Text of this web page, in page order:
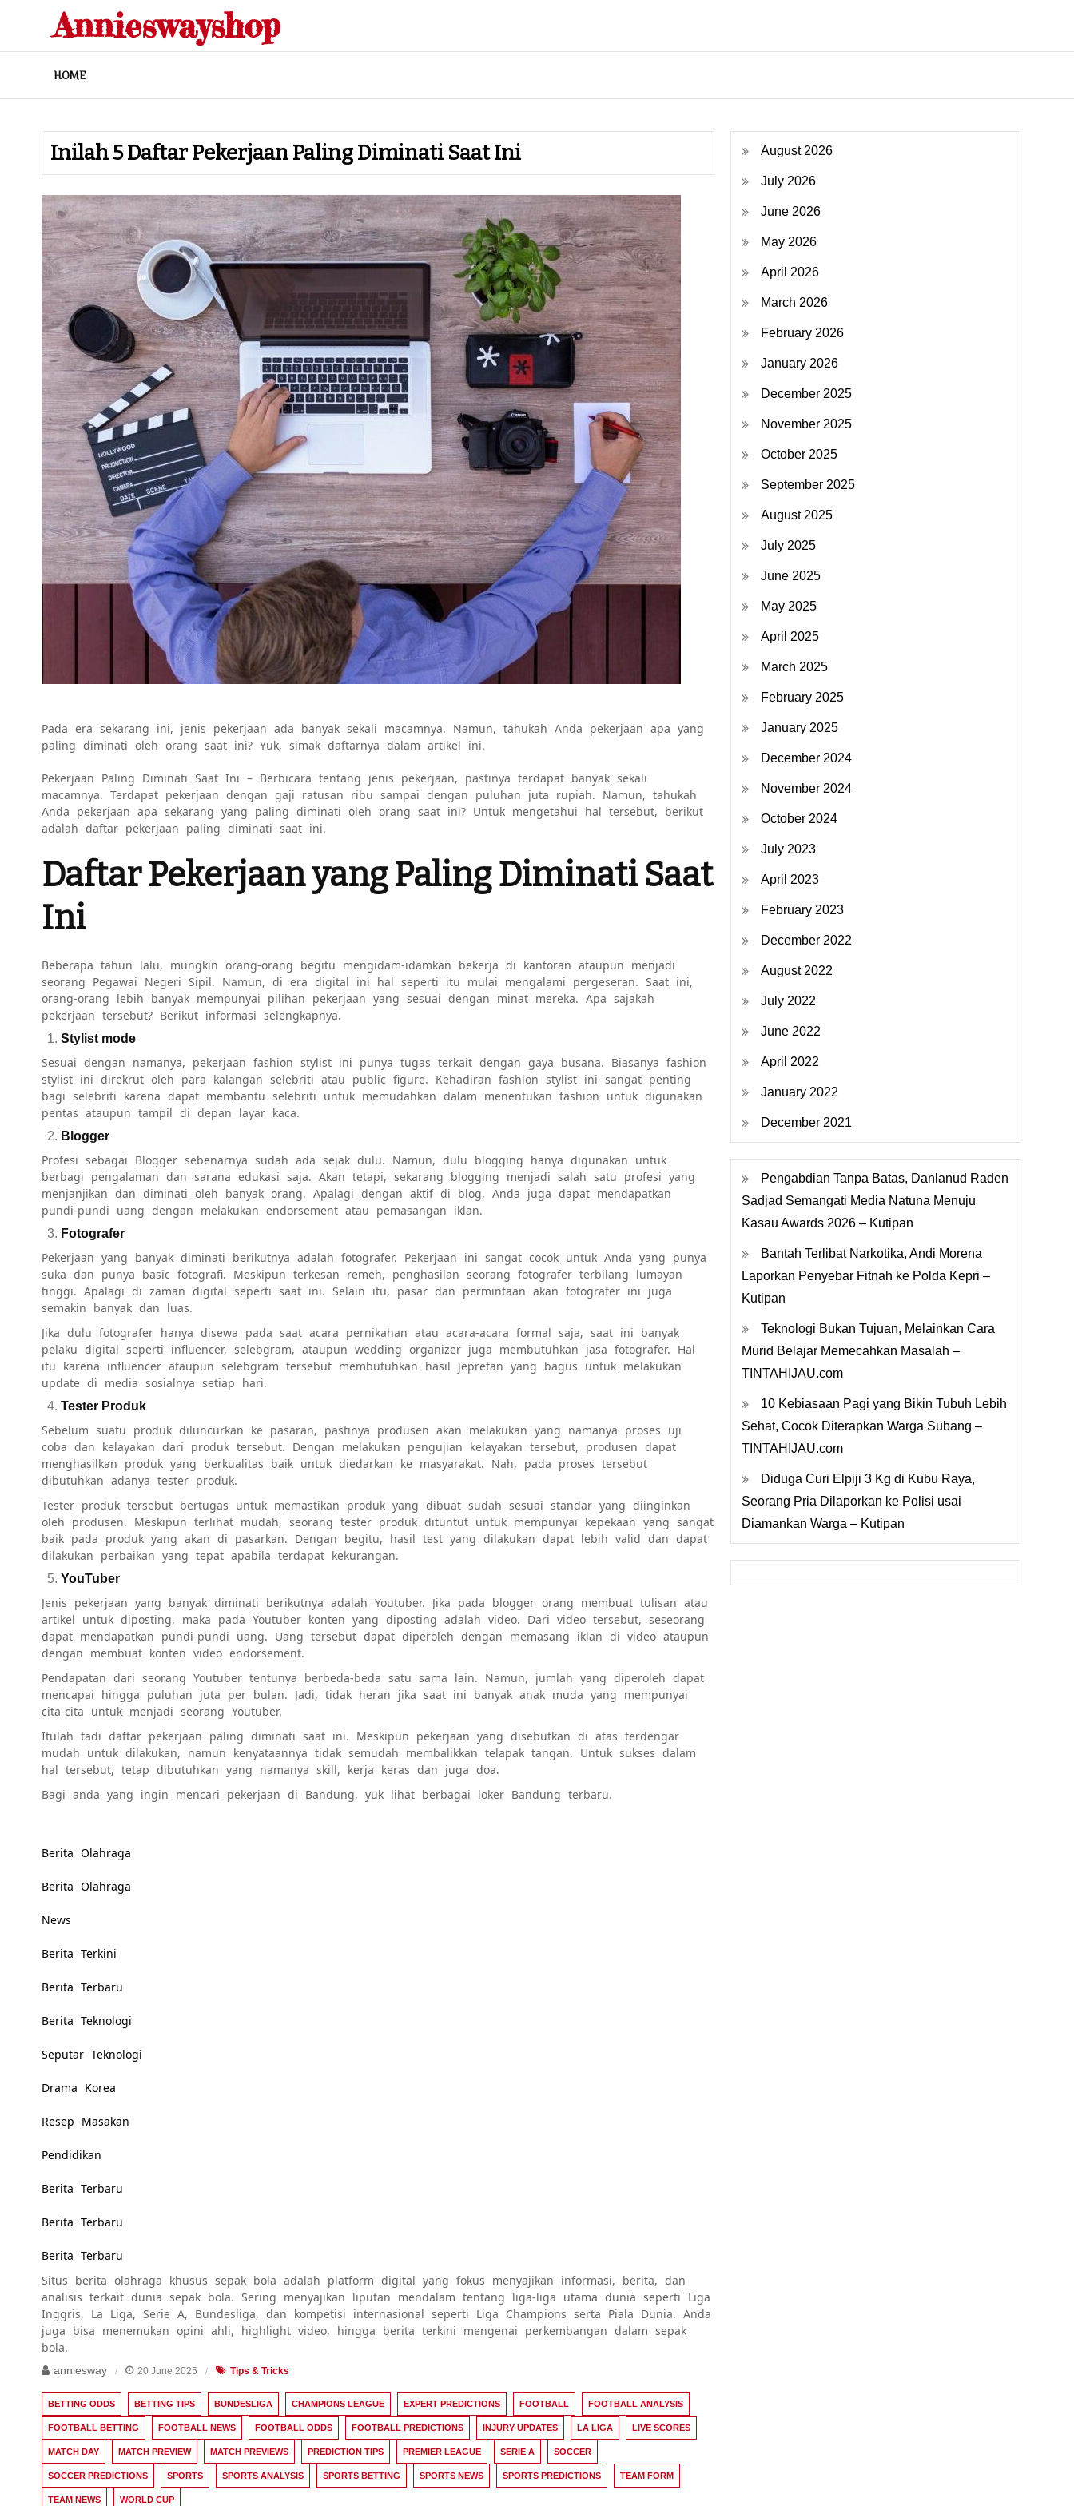
content
Annieswayshop
HOME
Inilah 5 Daftar Pekerjaan Paling Diminati Saat Ini
Pada era sekarang ini, jenis pekerjaan ada banyak sekali macamnya. Namun, tahukah Anda pekerjaan apa yang
paling diminati oleh orang saat ini? Yuk, simak daftarnya dalam artikel ini.
Pekerjaan Paling Diminati Saat Ini – Berbicara tentang jenis pekerjaan, pastinya terdapat banyak sekali
macamnya. Terdapat pekerjaan dengan gaji ratusan ribu sampai dengan puluhan juta rupiah. Namun, tahukah
Anda pekerjaan apa sekarang yang paling diminati oleh orang saat ini? Untuk mengetahui hal tersebut, berikut
adalah daftar pekerjaan paling diminati saat ini.
Daftar Pekerjaan yang Paling Diminati Saat
Ini
Beberapa tahun lalu, mungkin orang-orang begitu mengidam-idamkan bekerja di kantoran ataupun menjadi
seorang Pegawai Negeri Sipil. Namun, di era digital ini hal seperti itu mulai mengalami pergeseran. Saat ini,
orang-orang lebih banyak mempunyai pilihan pekerjaan yang sesuai dengan minat mereka. Apa sajakah
pekerjaan tersebut? Berikut informasi selengkapnya.
Stylist mode
Sesuai dengan namanya, pekerjaan fashion stylist ini punya tugas terkait dengan gaya busana. Biasanya fashion
stylist ini direkrut oleh para kalangan selebriti atau public figure. Kehadiran fashion stylist ini sangat penting
bagi selebriti karena dapat membantu selebriti untuk memudahkan dalam menentukan fashion untuk digunakan
pentas ataupun tampil di depan layar kaca.
Blogger
Profesi sebagai Blogger sebenarnya sudah ada sejak dulu. Namun, dulu blogging hanya digunakan untuk
berbagi pengalaman dan sarana edukasi saja. Akan tetapi, sekarang blogging menjadi salah satu profesi yang
menjanjikan dan diminati oleh banyak orang. Apalagi dengan aktif di blog, Anda juga dapat mendapatkan
pundi-pundi uang dengan melakukan endorsement atau pemasangan iklan.
Fotografer
Pekerjaan yang banyak diminati berikutnya adalah fotografer. Pekerjaan ini sangat cocok untuk Anda yang punya
suka dan punya basic fotografi. Meskipun terkesan remeh, penghasilan seorang fotografer terbilang lumayan
tinggi. Apalagi di zaman digital seperti saat ini. Selain itu, pasar dan permintaan akan fotografer ini juga
semakin banyak dan luas.
Jika dulu fotografer hanya disewa pada saat acara pernikahan atau acara-acara formal saja, saat ini banyak
pelaku digital seperti influencer, selebgram, ataupun wedding organizer juga membutuhkan jasa fotografer. Hal
itu karena influencer ataupun selebgram tersebut membutuhkan hasil jepretan yang bagus untuk melakukan
update di media sosialnya setiap hari.
Tester Produk
Sebelum suatu produk diluncurkan ke pasaran, pastinya produsen akan melakukan yang namanya proses uji
coba dan kelayakan dari produk tersebut. Dengan melakukan pengujian kelayakan tersebut, produsen dapat
menghasilkan produk yang berkualitas baik untuk diedarkan ke masyarakat. Nah, pada proses tersebut
dibutuhkan adanya tester produk.
Tester produk tersebut bertugas untuk memastikan produk yang dibuat sudah sesuai standar yang diinginkan
oleh produsen. Meskipun terlihat mudah, seorang tester produk dituntut untuk mempunyai kepekaan yang sangat
baik pada produk yang akan di pasarkan. Dengan begitu, hasil test yang dilakukan dapat lebih valid dan dapat
dilakukan perbaikan yang tepat apabila terdapat kekurangan.
YouTuber
Jenis pekerjaan yang banyak diminati berikutnya adalah Youtuber. Jika pada blogger orang membuat tulisan atau
artikel untuk diposting, maka pada Youtuber konten yang diposting adalah video. Dari video tersebut, seseorang
dapat mendapatkan pundi-pundi uang. Uang tersebut dapat diperoleh dengan memasang iklan di video ataupun
dengan membuat konten video endorsement.
Pendapatan dari seorang Youtuber tentunya berbeda-beda satu sama lain. Namun, jumlah yang diperoleh dapat
mencapai hingga puluhan juta per bulan. Jadi, tidak heran jika saat ini banyak anak muda yang mempunyai
cita-cita untuk menjadi seorang Youtuber.
Itulah tadi daftar pekerjaan paling diminati saat ini. Meskipun pekerjaan yang disebutkan di atas terdengar
mudah untuk dilakukan, namun kenyataannya tidak semudah membalikkan telapak tangan. Untuk sukses dalam
hal tersebut, tetap dibutuhkan yang namanya skill, kerja keras dan juga doa.
Bagi anda yang ingin mencari pekerjaan di Bandung, yuk lihat berbagai loker Bandung terbaru.
Berita Olahraga
Berita Olahraga
News
Berita Terkini
Berita Terbaru
Berita Teknologi
Seputar Teknologi
Drama Korea
Resep Masakan
Pendidikan
Berita Terbaru
Berita Terbaru
Berita Terbaru
Situs berita olahraga khusus sepak bola adalah platform digital yang fokus menyajikan informasi, berita, dan
analisis terkait dunia sepak bola. Sering menyajikan liputan mendalam tentang liga-liga utama dunia seperti Liga
Inggris, La Liga, Serie A, Bundesliga, dan kompetisi internasional seperti Liga Champions serta Piala Dunia. Anda
juga bisa menemukan opini ahli, highlight video, hingga berita terkini mengenai perkembangan dalam sepak
bola.
anniesway 20 June 2025 Tips & Tricks
BETTING ODDS BETTING TIPS BUNDESLIGA CHAMPIONS LEAGUE EXPERT PREDICTIONS FOOTBALL FOOTBALL ANALYSIS
FOOTBALL BETTING FOOTBALL NEWS FOOTBALL ODDS FOOTBALL PREDICTIONS INJURY UPDATES LA LIGA LIVE SCORES
MATCH DAY MATCH PREVIEW MATCH PREVIEWS PREDICTION TIPS PREMIER LEAGUE SERIE A SOCCER
SOCCER PREDICTIONS SPORTS SPORTS ANALYSIS SPORTS BETTING SPORTS NEWS SPORTS PREDICTIONS TEAM FORM
TEAM NEWS WORLD CUP
August 2026
July 2026
June 2026
May 2026
April 2026
March 2026
February 2026
January 2026
December 2025
November 2025
October 2025
September 2025
August 2025
July 2025
June 2025
May 2025
April 2025
March 2025
February 2025
January 2025
December 2024
November 2024
October 2024
July 2023
April 2023
February 2023
December 2022
August 2022
July 2022
June 2022
April 2022
January 2022
December 2021
Pengabdian Tanpa Batas, Danlanud Raden
Sadjad Semangati Media Natuna Menuju
Kasau Awards 2026 – Kutipan
Bantah Terlibat Narkotika, Andi Morena
Laporkan Penyebar Fitnah ke Polda Kepri –
Kutipan
Teknologi Bukan Tujuan, Melainkan Cara
Murid Belajar Memecahkan Masalah –
TINTAHIJAU.com
10 Kebiasaan Pagi yang Bikin Tubuh Lebih
Sehat, Cocok Diterapkan Warga Subang –
TINTAHIJAU.com
Diduga Curi Elpiji 3 Kg di Kubu Raya,
Seorang Pria Dilaporkan ke Polisi usai
Diamankan Warga – Kutipan